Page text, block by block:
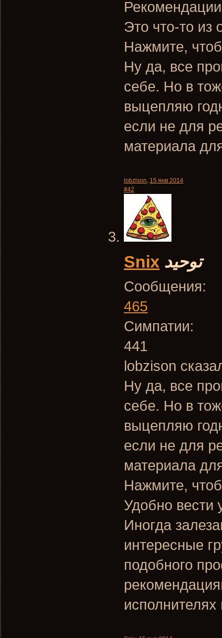
Это что-то из
Нажмите,
Ну да, все
себе. Но в
выцепляю
если не для
материала
lobzison, 15 янв 2014
#42
Snix توحيد
Сообщения:
465
Симпатии:
441
lobzison
Ну да, все
себе. Но в
выцепляю
если не для
материала
Нажмите,
Удобно вести
Иногда
интересные
подобного